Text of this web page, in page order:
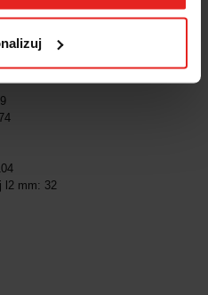
wykańczającego oraz obróbki
l2 mm: 32